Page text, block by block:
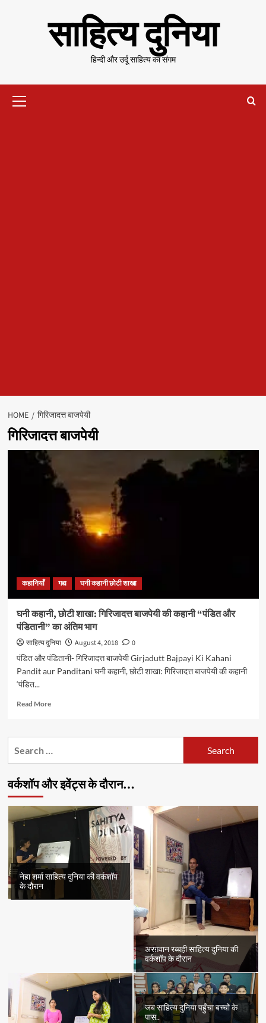
साहित्य दुनिया
हिन्दी और उर्दू साहित्य का संगम
Menu
HOME गिरिजादत्त बाजपेयी
गिरिजादत्त बाजपेयी
कहानियाँ गद्य घनी कहानी छोटी शाखा
घनी कहानी, छोटी शाखा: गिरिजादत्त बाजपेयी की कहानी “पंडित और
पंडितानी” का अंतिम भाग
साहित्य दुनिया August 4, 2018
0
पंडित और पंडितानी- गिरिजादत्त बाजपेयी Girjadutt Bajpayi Ki Kahani
Pandit aur Panditani घनी कहानी, छोटी शाखा: गिरिजादत्त बाजपेयी की कहानी
‘पंडित...
Read MoreRead
घनी
गिरिजादत्त
बाजपेयी
की
कहानी
पंडितानी”
अंतिम
भाग
वर्कशॉप और इवेंट्स के दौरान…
नेहा शर्मा साहित्य दुनिया की वर्कशॉप
के दौरान
अरग़वान रब्बही साहित्य दुनिया की
वर्कशॉप के दौरान
जब साहित्य दुनिया पहुँचा बच्चों के
पास..